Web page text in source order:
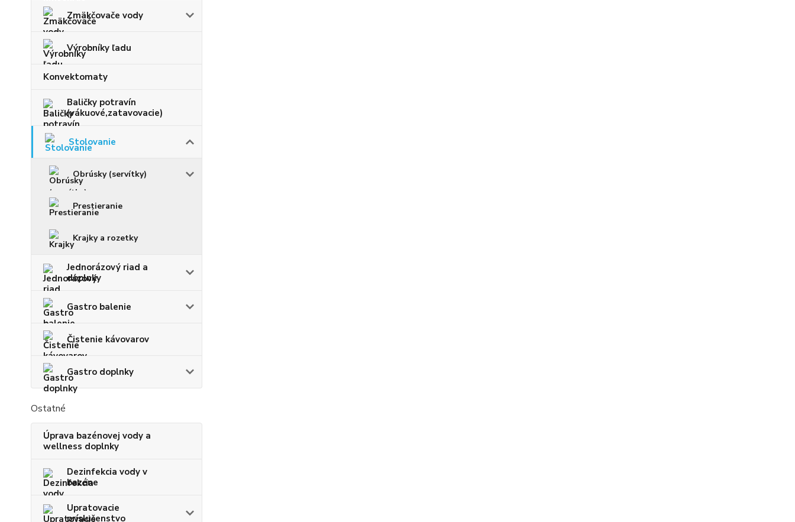
Zmäkčovače vody
Výrobníky ľadu
Konvektomaty
Baličky potravín
(vákuové,zatavovacie)
Stolovanie
Obrúsky (servítky)
Prestieranie
Krajky a rozetky
Jednorázový riad a
doplnky
Gastro balenie
Čistenie kávovarov
Gastro doplnky
Ostatné
Úprava bazénovej vody a
wellness doplnky
Dezinfekcia vody v
bazéne
Upratovacie
príslušenstvo